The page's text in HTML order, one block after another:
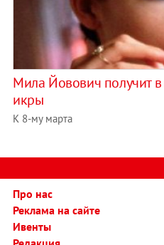
Мила Йовович получит
икры
К 8-му марта
Про нас
Реклама на сайте
Ивенты